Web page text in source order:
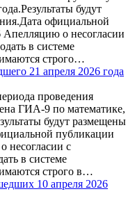
будут
официальной
Апелляцию о несогласии
в системе
строго…
21 апреля 2026 года
проведения
ГИА-9 по математике,
будут размещены
публикации
несогласии с
в системе
строго в…
10 апреля 2026